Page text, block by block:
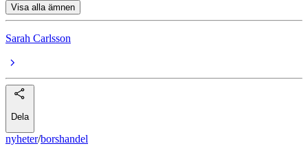
Visa alla ämnen
Sarah Carlsson
Dela
nyheter/borshandel